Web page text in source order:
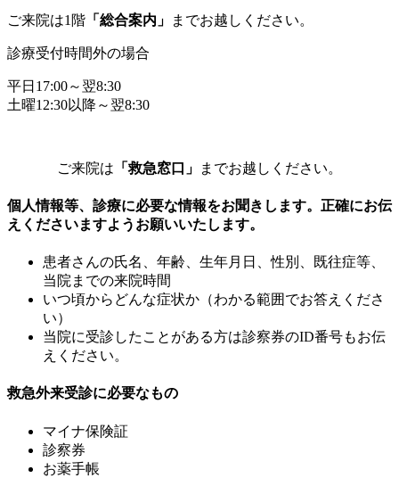
ご来院は1階 「総合案内」 までお越しください。
診療受付時間外の場合
平日17:00～翌8:30
土曜12:30以降～翌8:30
ご来院は 「救急窓口」 までお越しください。
個人情報等、診療に必要な情報をお聞きします。正確にお伝
えくださいますようお願いいたします。
患者さんの氏名、年齢、生年月日、性別、既往症等、
当院までの来院時間
いつ頃からどんな症状か（わかる範囲でお答えくださ
い）
当院に受診したことがある方は診察券のID番号もお伝
えください。
救急外来受診に必要なもの
マイナ保険証
診察券
お薬手帳